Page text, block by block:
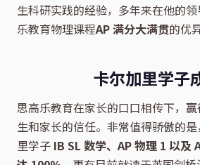
生科研实践的经验，多年来在他的
乐教育物理课程AP 满分大满贯的优
卡尔加里学子
思高乐教育在家长的口口相传下，
生和家长的信任。非常值得骄傲的
里学子 IB SL 数学、AP 物理 1 以及